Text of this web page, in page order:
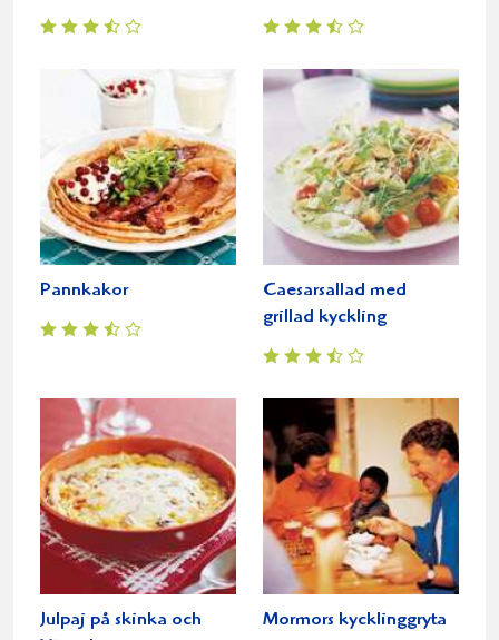
Pannkakor
Caesarsallad med
grillad kyckling
Julpaj på skinka och
Mormors kycklinggryta